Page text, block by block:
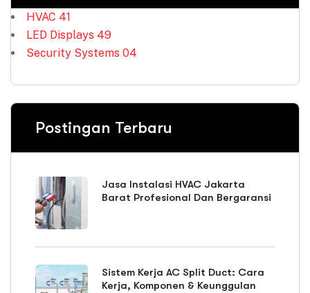
HVAC 41
LED Displays 49
Security Systems 04
Postingan Terbaru
Jasa Instalasi HVAC Jakarta
Barat Profesional Dan Bergaransi
Sistem Kerja AC Split Duct: Cara
Kerja, Komponen & Keunggulan